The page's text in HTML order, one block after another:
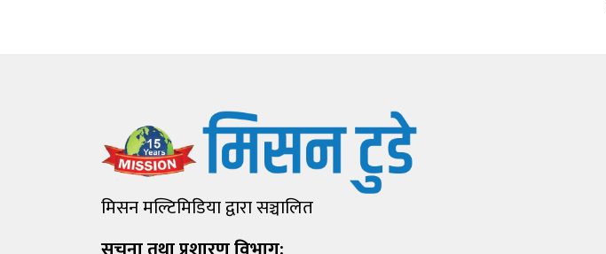
मिसन मल्टिमिडिया द्वारा सञ्चालित